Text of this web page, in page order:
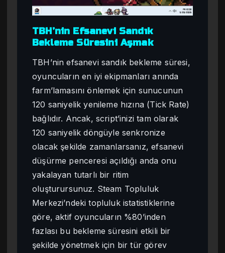
TBH’nin Efsanevi Sandık
Bekleme Süresini Aşmak
TBH’nin efsanevi sandık bekleme süresi,
oyuncuların en iyi ekipmanları anında
farm’lamasını önlemek için sunucunun
120 saniyelik yenileme hızına (Tick Rate)
bağlıdır. Ancak, script’inizi tam olarak
120 saniyelik döngüyle senkronize
olacak şekilde zamanlarsanız, efsanevi
düşürme penceresi açıldığı anda onu
yakalayan tutarlı bir ritim
oluşturursunuz. Steam Topluluk
Merkezi’ndeki topluluk istatistiklerine
göre, aktif oyuncuların %80’inden
fazlası bu bekleme süresini etkili bir
şekilde yönetmek için bir tür görev